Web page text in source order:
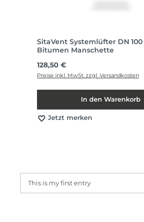
SitaVent Systemlüfter DN
Bitumen Manschette
Regulärer Preis:
128,50 €
Preise inkl. MwSt. zzgl. Versandkosten
In den Warenkorb
Jetzt merken
This is my first entry